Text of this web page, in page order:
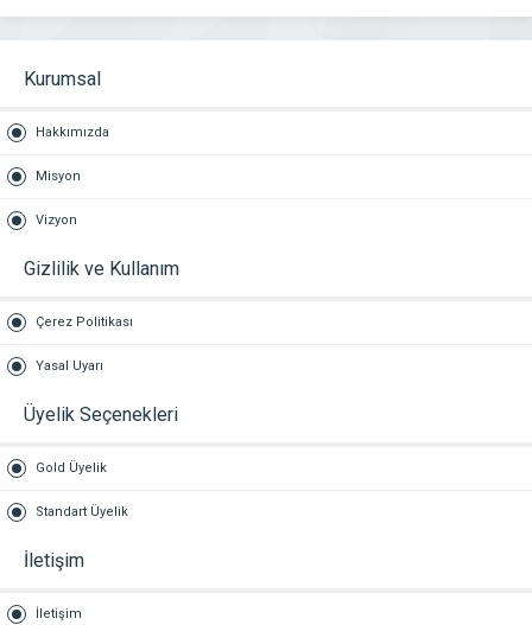
Kurumsal
Hakkımızda
Misyon
Vizyon
Gizlilik ve Kullanım
Çerez Politikası
Yasal Uyarı
Üyelik Seçenekleri
Gold Üyelik
Standart Üyelik
İletişim
İletişim